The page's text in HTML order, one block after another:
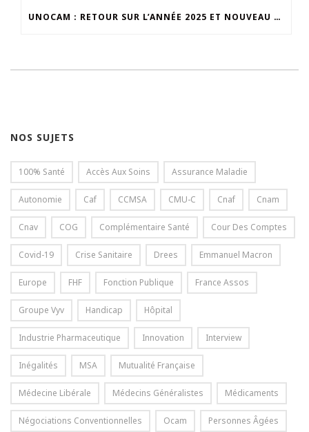
UNOCAM : RETOUR SUR L’ANNÉE 2025 ET NOUVEAU SECRÉTAIRE GÉNÉRAL
NOS SUJETS
100% Santé Accès Aux Soins Assurance Maladie
Autonomie Caf CCMSA CMU-C Cnaf Cnam
Cnav COG Complémentaire Santé Cour Des Comptes
Covid-19 Crise Sanitaire Drees Emmanuel Macron
Europe FHF Fonction Publique France Assos
Groupe Vyv Handicap Hôpital
Industrie Pharmaceutique Innovation Interview
Inégalités MSA Mutualité Française
Médecine Libérale Médecins Généralistes Médicaments
Négociations Conventionnelles Ocam Personnes Âgées